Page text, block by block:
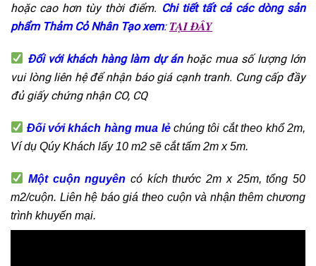
hoặc cao hơn tùy thời điểm. Chi tiết tất cả các dòng sản
phẩm Thảm Cỏ Nhân Tạo xem: TẠI ĐÂY
Đối với khách hàng làm dự ánhoặc mua số lượng lớn
vui lòng liên hệ để nhận báo giá cạnh tranh. Cung cấp đầy
đủ giấy chứng nhận CO, CQ
Đối với khách hàng mua lẻ chúng tôi cắt theo khổ 2m,
Ví dụ Qúy Khách lấy 10 m2 sẽ cắt tấm 2m x 5m.
Một cuộn nguyên có kích thước 2m x 25m, tổng 50
m2/cuộn. Liên hệ báo giá theo cuộn và nhận thêm chương
trình khuyến mại.